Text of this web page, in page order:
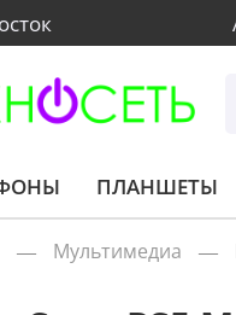
ПЛАНШЕТЫ
Мультимедиа